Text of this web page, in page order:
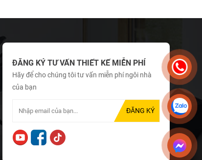
ĐĂNG KÝ TƯ VẤN THIẾT KẾ MIỄN PHÍ
Hãy để cho chúng tôi tư vấn miễn phí ngôi nhà
của bạn